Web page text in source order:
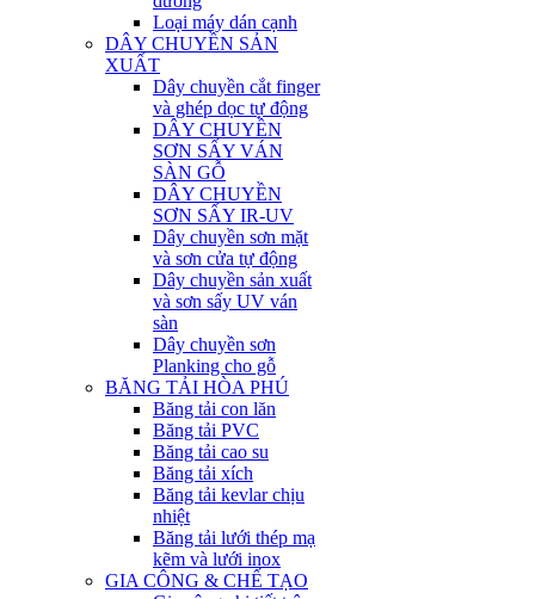
Loại máy dán cạnh
DÂY CHUYỀN SẢN
XUẤT
Dây chuyền cắt finger
và ghép dọc tự động
DÂY CHUYỀN
SƠN SẤY VÁN
SÀN GỖ
DÂY CHUYỀN
SƠN SẤY IR-UV
Dây chuyền sơn mặt
và sơn cửa tự động
Dây chuyền sản xuất
và sơn sấy UV ván
sàn
Dây chuyền sơn
Planking cho gỗ
BĂNG TẢI HÒA PHÚ
Băng tải con lăn
Băng tải PVC
Băng tải cao su
Băng tải xích
Băng tải kevlar chịu
nhiệt
Băng tải lưới thép mạ
kẽm và lưới inox
GIA CÔNG & CHẾ TẠO